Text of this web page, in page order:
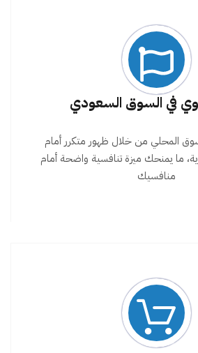
في السوق السعودي
المحلي من خلال ظهور متكرر أمام
ما يمنحك ميزة تنافسية واضحة أمام
منافسيك